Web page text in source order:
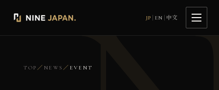
JP | EN | 中文
TOP ／ NEWS ／ EVENT